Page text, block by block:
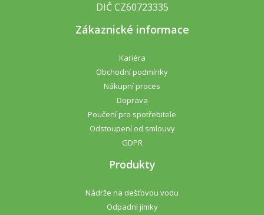
DIČ CZ60723335
Zákaznické informace
Kariéra
Obchodní podmínky
Nákupní proces
Doprava
Poučení pro spotřebitele
Odstoupení od smlouvy
GDPR
Produkty
Nádrže na dešťovou vodu
Odpadní jímky